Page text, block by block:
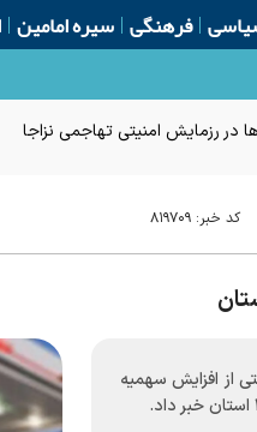
فرهنگی سیره امامین
در رزمایش امنیتی تهاجمی نزاجا
کد خبر: ۸۱۹۷۰۹
از افزایش سهمیه